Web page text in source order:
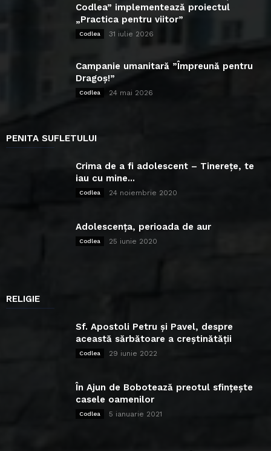
Codlea” implementează proiectul
„Practica pentru viitor”
Codlea 31 iulie 2026
Campanie umanitară ”Împreună pentru
Dragoș!”
Codlea 24 mai 2026
PENITA SUFLETULUI
Crima de a fi adolescent – Tinerețe, te
iau cu mine...
Codlea 24 noiembrie 2020
Adolescența, perioada de aur
Codlea 25 iunie 2020
RELIGIE
Sf. Apostoli Petru și Pavel, despre
această sărbătoare a creștinătății
Codlea 29 iunie 2022
În Ajun de Bobotează preotul sfințește
casele oamenilor
Codlea 5 ianuarie 2021